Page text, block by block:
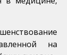
на